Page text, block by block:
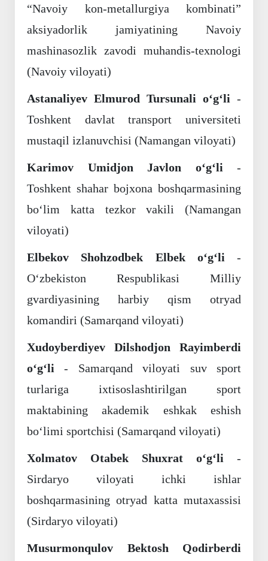
“Navoiy kon-metallurgiya kombinati”
aksiyadorlik jamiyatining Navoiy
mashinasozlik zavodi muhandis-texnologi
(Navoiy viloyati)
Astanaliyev Elmurod Tursunali o‘g‘li -
Toshkent davlat transport universiteti
mustaqil izlanuvchisi (Namangan viloyati)
Karimov Umidjon Javlon o‘g‘li -
Toshkent shahar bojxona boshqarmasining
bo‘lim katta tezkor vakili (Namangan
viloyati)
Elbekov Shohzodbek Elbek o‘g‘li -
O‘zbekiston Respublikasi Milliy
gvardiyasining harbiy qism otryad
komandiri (Samarqand viloyati)
Xudoyberdiyev Dilshodjon Rayimberdi
o‘g‘li - Samarqand viloyati suv sport
turlariga ixtisoslashtirilgan sport
maktabining akademik eshkak eshish
bo‘limi sportchisi (Samarqand viloyati)
Xolmatov Otabek Shuxrat o‘g‘li -
Sirdaryo viloyati ichki ishlar
boshqarmasining otryad katta mutaxassisi
(Sirdaryo viloyati)
Musurmonqulov Bektosh Qodirberdi